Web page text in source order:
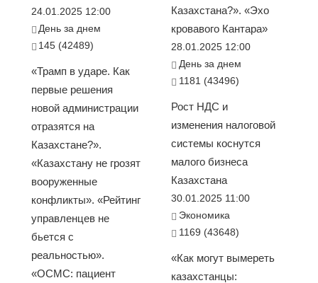
24.01.2025 12:00
День за днем
145 (42489)
«Трамп в ударе. Как
первые решения
новой администрации
отразятся на
Казахстане?».
«Казахстану не грозят
вооруженные
конфликты». «Рейтинг
управленцев не
бьется с
реальностью».
«ОСМС: пациент
Казахстана?». «Эхо
кровавого Кантара»
28.01.2025 12:00
День за днем
1181 (43496)
Рост НДС и
изменения налоговой
системы коснутся
малого бизнеса
Казахстана
30.01.2025 11:00
Экономика
1169 (43648)
«Как могут вымереть
казахстанцы: